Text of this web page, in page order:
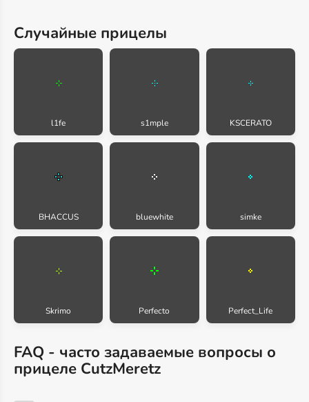
Случайные прицелы
l1fe s1mple KSCERATO
BHACCUS bluewhite simke
Skrimo Perfecto Perfect_Life
FAQ - часто задаваемые вопросы о
прицеле CutzMeretz